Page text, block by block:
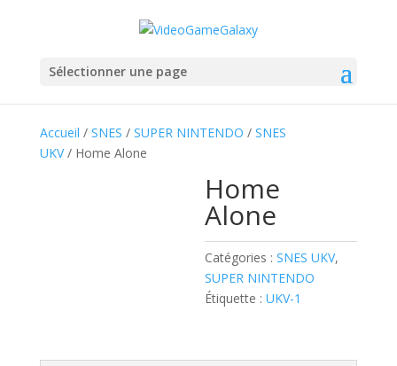
Sélectionner une page
Accueil / SNES / SUPER NINTENDO / SNES
UKV/ Home Alone
Home
Alone
Catégories :SNES UKV,
SUPER NINTENDO
Étiquette :UKV-1